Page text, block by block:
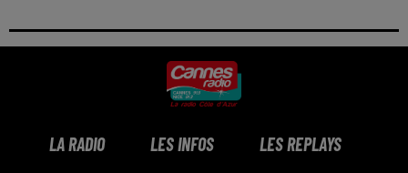
LA RADIO LES INFOS LES REPLAYS